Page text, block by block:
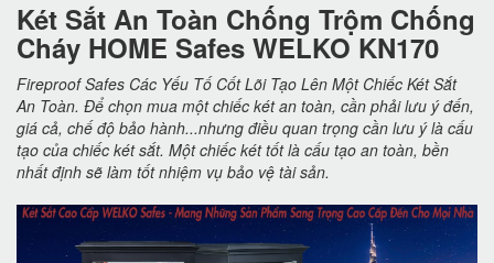
Két Sắt An Toàn Chống Trộm Chống
Cháy HOME Safes WELKO KN170
Fireproof Safes Các Yếu Tố Cốt Lõi Tạo Lên Một Chiếc Két Sắt
An Toàn. Để chọn mua một chiếc két an toàn, cần phải lưu ý đến,
giá cả, chế độ bảo hành...nhưng điều quan trọng cần lưu ý là cấu
tạo của chiếc két sắt. Một chiếc két tốt là cấu tạo an toàn, bền
nhất định sẽ làm tốt nhiệm vụ bảo vệ tài sản.